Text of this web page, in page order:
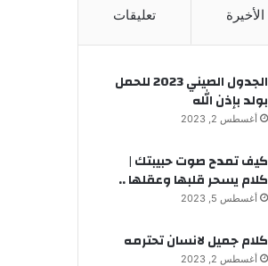
الأخيرة تعليقات
الجدول الصيني 2023 للحمل
بولد بإذن الله
أغسطس 2, 2023
كيف تمدح صوت حبيبتك |
كلام يسحر قلبها وعقلها ..
أغسطس 5, 2023
كلام جميل لانسان تحترمه
أغسطس 2, 2023